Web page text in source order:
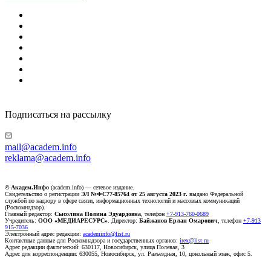
Подписаться на рассылку
mail@academ.info
reklama@academ.info
© Академ.Инфо (academ.info) — сетевое издание.
Свидетельство о регистрации ЭЛ №ФС77-85764 от 25 августа 2023 г. выдано Федеральной
службой по надзору в сфере связи, информационных технологий и массовых коммуникаций
(Роскомнадзор).
Главный редактор: Сысолина Полина Эдуардовна , телефон +7-913-760-0689
Учредитель: ООО «МЕДИАРЕСУРС» . Директор: Байжанов Ерлан Омарович , телефон +7-913
915-7036
Электронный адрес редакции: academinfo@list.ru
Контактные данные для Роскомнадзора и государственных органов: irex@list.ru
Адрес редакции фактический: 630117, Новосибирск, улица Полевая, 3
Адрес для корреспонденции: 630055, Новосибирск, ул. Разъездная, 10, цокольный этаж, офис 5.